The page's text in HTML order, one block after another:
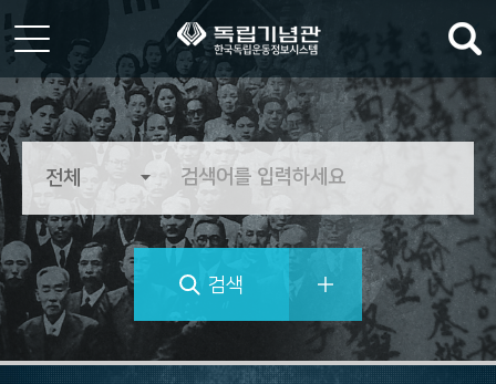
한
독
립
동
정
보
시
역
검색